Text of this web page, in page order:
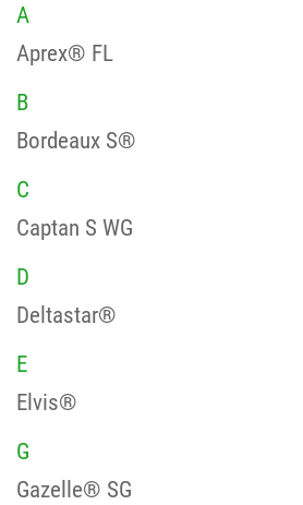
A
Aprex® FL
B
Bordeaux S®
C
Captan S WG
D
Deltastar®
E
Elvis®
G
Gazelle® SG